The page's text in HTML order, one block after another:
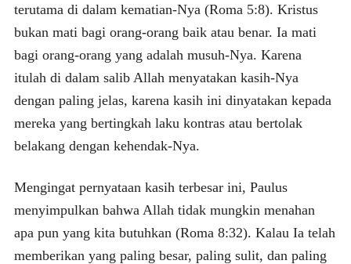
terutama di dalam kematian-Nya (Roma 5:8). Kristus
bukan mati bagi orang-orang baik atau benar. Ia mati
bagi orang-orang yang adalah musuh-Nya. Karena
itulah di dalam salib Allah menyatakan kasih-Nya
dengan paling jelas, karena kasih ini dinyatakan kepada
mereka yang bertingkah laku kontras atau bertolak
belakang dengan kehendak-Nya.
Mengingat pernyataan kasih terbesar ini, Paulus
menyimpulkan bahwa Allah tidak mungkin menahan
apa pun yang kita butuhkan (Roma 8:32). Kalau Ia telah
memberikan yang paling besar, paling sulit, dan paling